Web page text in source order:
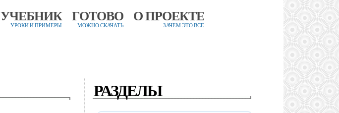
УЧЕБНИК
УРОКИ И ПРИМЕРЫ
ГОТОВО
МОЖНО СКАЧАТЬ
О ПРОЕКТЕ
ЗАЧЕМ ЭТО ВСЕ
РАЗДЕЛЫ